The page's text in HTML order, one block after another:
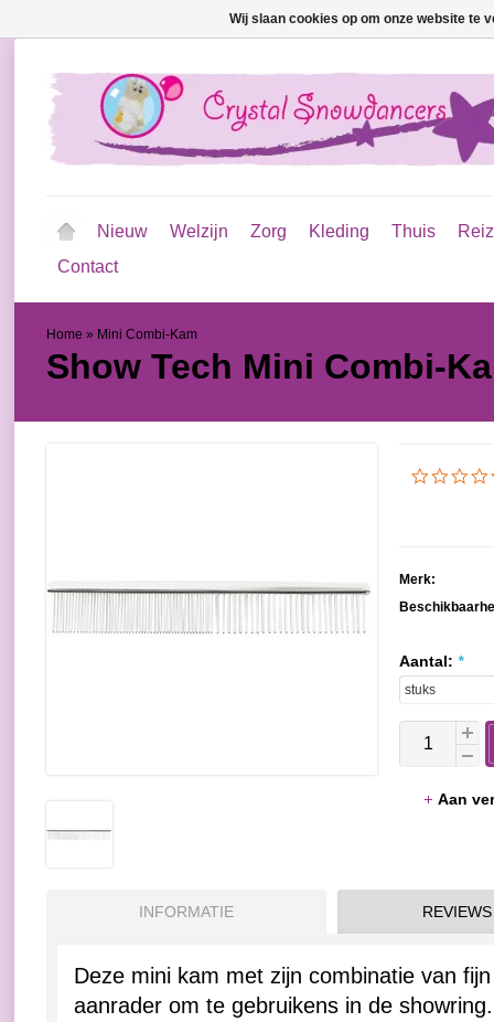
Nieuw Welzijn Zorg Kleding Thuis
Contact
Home » Mini Combi-Kam
Show Tech Mini Combi-
Merk:
Aantal: *
Aan
INFORMATIE REVIEWS
Deze mini kam met zijn combinatie van
aanrader om te gebruikens in de
Wij slaan cookies op om onze website te